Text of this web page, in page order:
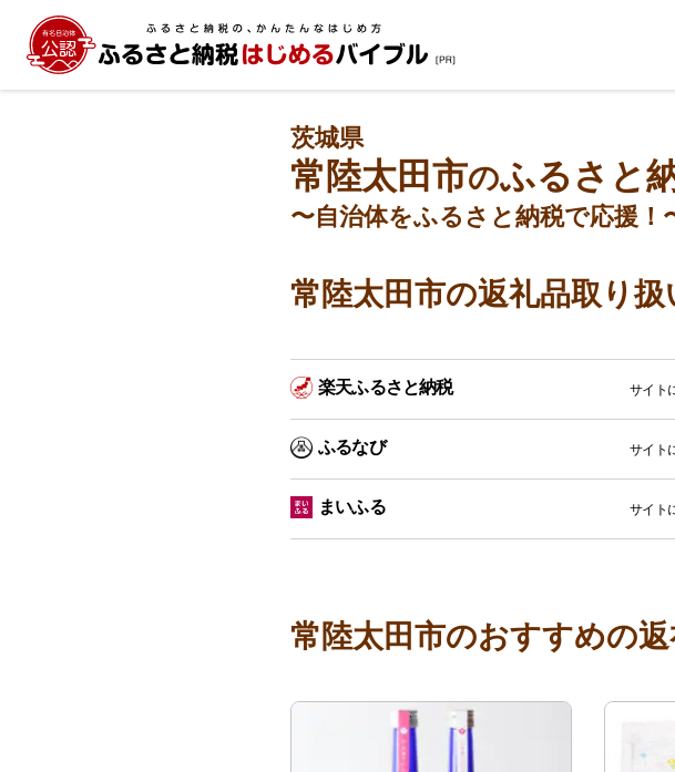
茨城県
常陸太田市のふるさと
〜自治体をふるさと納税で応援！
常陸太田市の返礼品取り扱
楽天ふるさと納税 サイト
ふるなび サイト
まいふる サイト
常陸太田市のおすすめの